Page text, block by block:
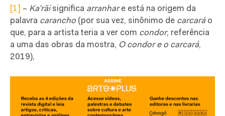
[1] – Ka’rãisignifica arranhare está na origem da
palavra carancho (por sua vez, sinônimo de carcaráo
que, para a artista teria a ver com condor, referência
a uma das obras da mostra, O condor e o carcará,
2019),